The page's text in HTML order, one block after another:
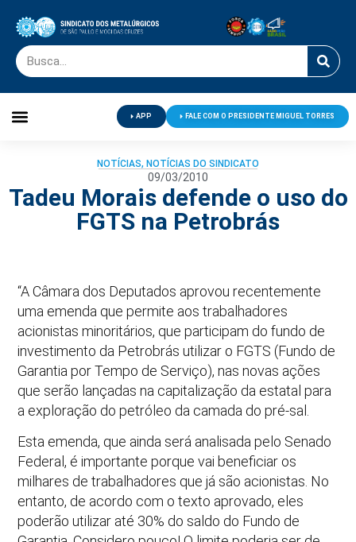
APP FALE COM O PRESIDENTE MIGUEL TORRES
NOTÍCIAS, NOTÍCIAS DO SINDICATO
09/03/2010
Tadeu Morais defende o uso do
FGTS na Petrobrás
“A Câmara dos Deputados aprovou recentemente
uma emenda que permite aos trabalhadores
acionistas minoritários, que participam do fundo de
investimento da Petrobrás utilizar o FGTS (Fundo de
Garantia por Tempo de Serviço), nas novas ações
que serão lançadas na capitalização da estatal para
a exploração do petróleo da camada do pré-sal.
Esta emenda, que ainda será analisada pelo Senado
Federal, é importante porque vai beneficiar os
milhares de trabalhadores que já são acionistas. No
entanto, de acordo com o texto aprovado, eles
poderão utilizar até 30% do saldo do Fundo de